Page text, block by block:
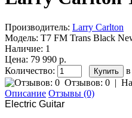
Производитель: Larry Carlton
Модель: T7 FM Trans Black
Наличие: 1
Цена: 79 990 р.
Количество:
Отзывов: 0 |
Описание Отзывы (0)
Electric Guitar